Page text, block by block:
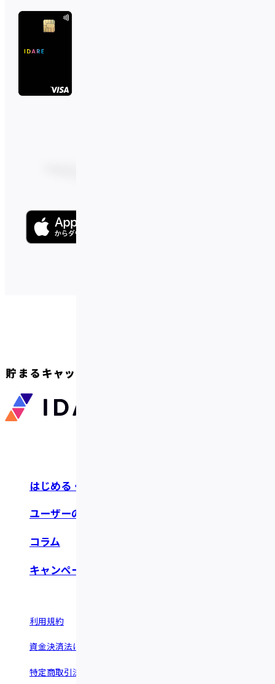
はじめる・つかう
ユーザーの声
コラム
キャンペーン
利用規約
資金決済法に基づく表示
特定商取引法に基づく表示